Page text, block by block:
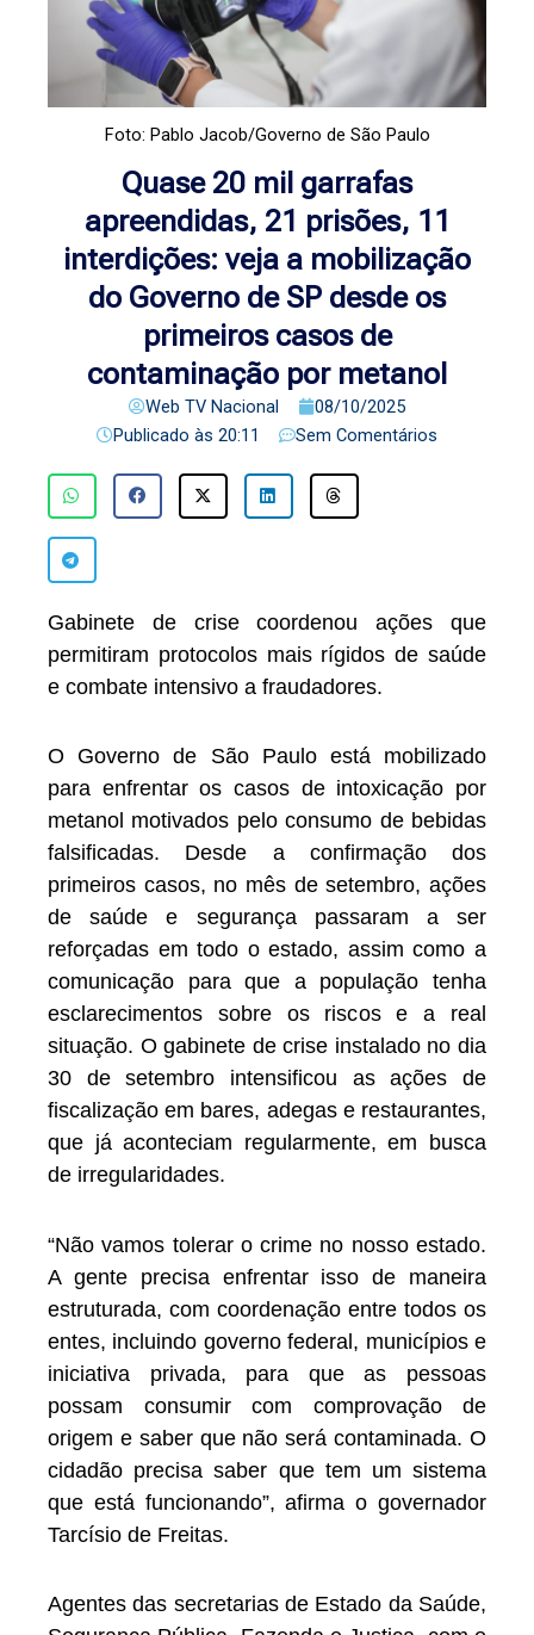
Foto: Pablo Jacob/Governo de São Paulo
Quase 20 mil garrafas
apreendidas, 21 prisões, 11
interdições: veja a mobilização
do Governo de SP desde os
primeiros casos de
contaminação por metanol
Web TV Nacional
08/10/2025
Publicado às 20:11 Sem Comentários
Gabinete de crise coordenou ações que
permitiram protocolos mais rígidos de saúde
e combate intensivo a fraudadores.
O Governo de São Paulo está mobilizado
para enfrentar os casos de intoxicação por
metanol motivados pelo consumo de bebidas
falsificadas. Desde a confirmação dos
primeiros casos, no mês de setembro, ações
de saúde e segurança passaram a ser
reforçadas em todo o estado, assim como a
comunicação para que a população tenha
esclarecimentos sobre os riscos e a real
situação. O gabinete de crise instalado no dia
30 de setembro intensificou as ações de
fiscalização em bares, adegas e restaurantes,
que já aconteciam regularmente, em busca
de irregularidades.
“Não vamos tolerar o crime no nosso estado.
A gente precisa enfrentar isso de maneira
estruturada, com coordenação entre todos os
entes, incluindo governo federal, municípios e
iniciativa privada, para que as pessoas
possam consumir com comprovação de
origem e saber que não será contaminada. O
cidadão precisa saber que tem um sistema
que está funcionando”, afirma o governador
Tarcísio de Freitas.
Agentes das secretarias de Estado da Saúde,